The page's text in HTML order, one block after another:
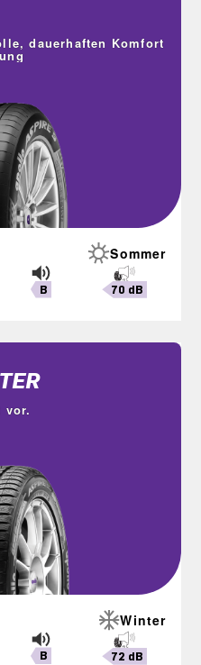
dauerhaften Komfort
Sommer
B 70 dB
vor.
Winter
B 72 dB